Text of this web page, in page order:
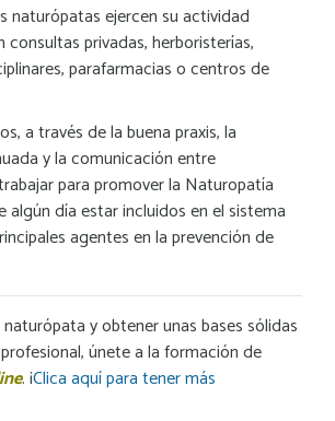
naturópatas ejercen su actividad
consultas privadas, herboristerías,
parafarmacias o centros de
a través de la buena praxis, la
y la comunicación entre
para promover la Naturopatía
algún día estar incluidos en el sistema
agentes en la prevención de
y obtener unas bases sólidas
únete a la formación de
. ¡Clica aquí para tener más